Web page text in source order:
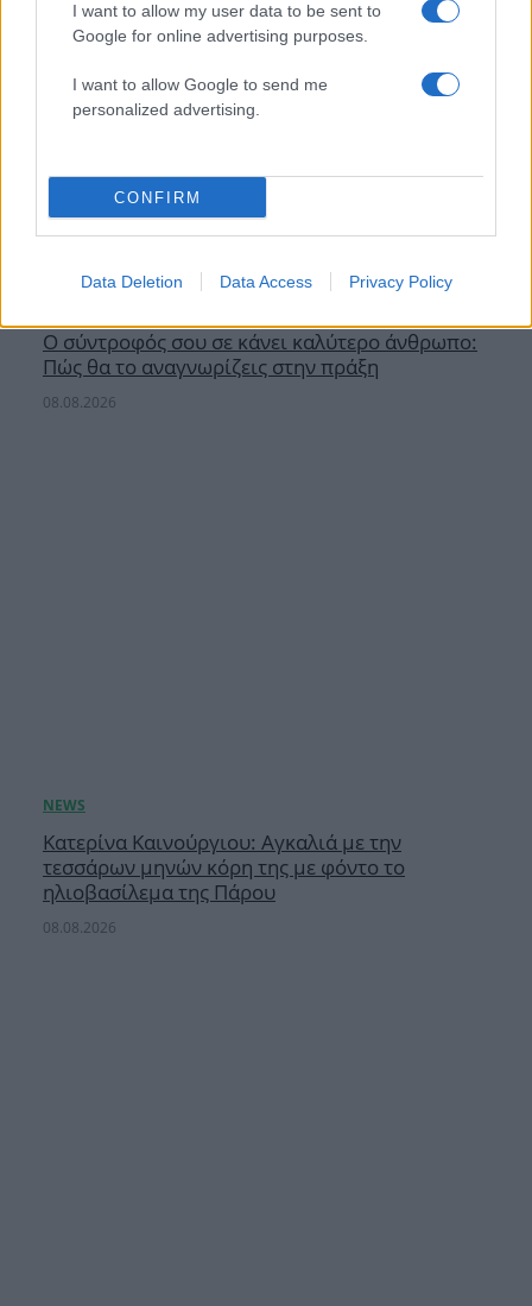
I want to allow my user data to be sent to
Google for online advertising purposes.
I want to allow Google to send me
personalized advertising.
CONFIRM
Data Deletion Data Access Privacy Policy
Ο σύντροφός σου σε κάνει καλύτερο άνθρωπο:
Πώς θα το αναγνωρίζεις στην πράξη
08.08.2026
Κατερίνα Καινούργιου: Αγκαλιά με την
τεσσάρων μηνών κόρη της με φόντο το
ηλιοβασίλεμα της Πάρου
08.08.2026